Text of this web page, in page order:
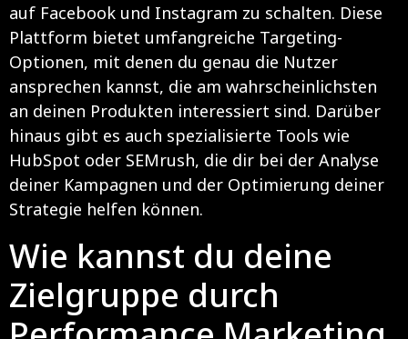
auf Facebook und Instagram zu schalten. Diese
Plattform bietet umfangreiche Targeting-
Optionen, mit denen du genau die Nutzer
ansprechen kannst, die am wahrscheinlichsten
an deinen Produkten interessiert sind. Darüber
hinaus gibt es auch spezialisierte Tools wie
HubSpot oder SEMrush, die dir bei der Analyse
deiner Kampagnen und der Optimierung deiner
Strategie helfen können.
Wie kannst du deine
Zielgruppe durch